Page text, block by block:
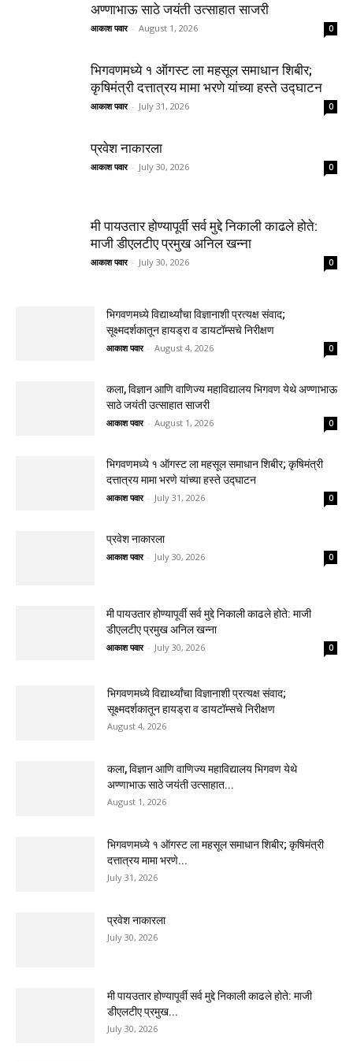
अण्णाभाऊ साठे जयंती उत्साहात साजरी
आकाश पवार - August 1, 2026 0
भिगवणमध्ये १ ऑगस्ट ला महसूल समाधान शिबीर;
कृषिमंत्री दत्तात्रय मामा भरणे यांच्या हस्ते उद्घाटन
आकाश पवार - July 31, 2026 0
प्रवेश नाकारला
आकाश पवार - July 30, 2026 0
मी पायउतार होण्यापूर्वी सर्व मुद्दे निकाली काढले होते:
माजी डीएलटीए प्रमुख अनिल खन्ना
आकाश पवार - July 30, 2026 0
भिगवणमध्ये विद्यार्थ्यांचा विज्ञानाशी प्रत्यक्ष संवाद;
सूक्ष्मदर्शकातून हायड्रा व डायटॉम्सचे निरीक्षण
आकाश पवार - August 4, 2026 0
कला, विज्ञान आणि वाणिज्य महाविद्यालय भिगवण येथे अण्णाभाऊ
साठे जयंती उत्साहात साजरी
आकाश पवार - August 1, 2026 0
भिगवणमध्ये १ ऑगस्ट ला महसूल समाधान शिबीर; कृषिमंत्री
दत्तात्रय मामा भरणे यांच्या हस्ते उद्घाटन
आकाश पवार - July 31, 2026 0
प्रवेश नाकारला
आकाश पवार - July 30, 2026 0
मी पायउतार होण्यापूर्वी सर्व मुद्दे निकाली काढले होते: माजी
डीएलटीए प्रमुख अनिल खन्ना
आकाश पवार - July 30, 2026 0
भिगवणमध्ये विद्यार्थ्यांचा विज्ञानाशी प्रत्यक्ष संवाद;
सूक्ष्मदर्शकातून हायड्रा व डायटॉम्सचे निरीक्षण
August 4, 2026
कला, विज्ञान आणि वाणिज्य महाविद्यालय भिगवण येथे
अण्णाभाऊ साठे जयंती उत्साहात...
August 1, 2026
भिगवणमध्ये १ ऑगस्ट ला महसूल समाधान शिबीर; कृषिमंत्री
दत्तात्रय मामा भरणे...
July 31, 2026
प्रवेश नाकारला
July 30, 2026
मी पायउतार होण्यापूर्वी सर्व मुद्दे निकाली काढले होते: माजी
डीएलटीए प्रमुख...
July 30, 2026